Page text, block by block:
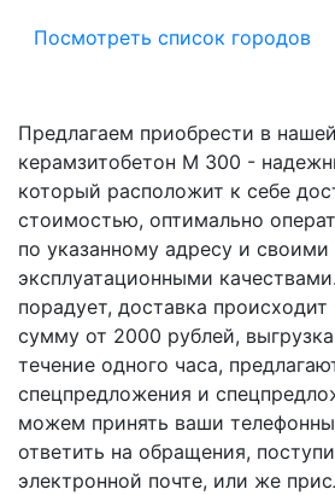
Посмотреть список городов
Предлагаем приобрести в
керамзитобетон M 300 -
который расположит к себе
стоимостью, оптимально
по указанному адресу и своими
эксплуатационными
порадует, доставка происходит
сумму от 2000 рублей,
течение одного часа,
спецпредложения и
можем принять ваши
ответить на обращения,
электронной почте, или же